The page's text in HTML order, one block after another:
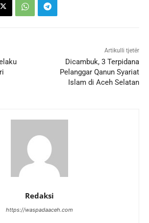
Artikulli tjetër
Dicambuk, 3 Terpidana
Pelanggar Qanun Syariat
Islam di Aceh Selatan
Redaksi
https://waspadaaceh.com